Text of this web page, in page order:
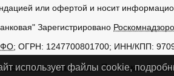
или офертой и носит
Зарегистрировано
; ОГРН: 1247700801700; ИНН/КПП:
соглашение Политика
использует файлы cookie,